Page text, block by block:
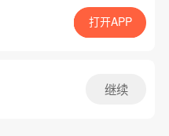
App免费看
腾漫App免费看
打开APP
继续